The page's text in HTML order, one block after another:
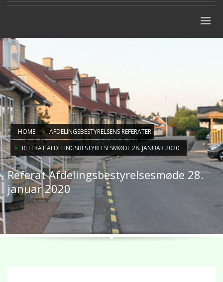
HOME
AFDELINGSBESTYRELSENS REFERATER
REFERAT AFDELINGSBESTYRELSESMØDE 28. JANUAR 2020
Referat Afdelingsbestyrelsesmøde 28.
januar 2020